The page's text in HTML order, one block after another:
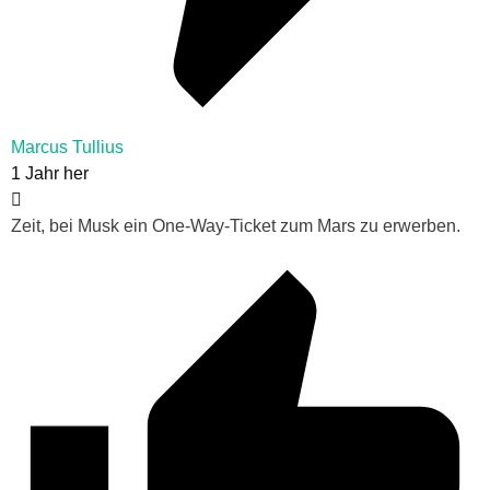
Marcus Tullius
1 Jahr her
Zeit, bei Musk ein One-Way-Ticket zum Mars zu erwerben.